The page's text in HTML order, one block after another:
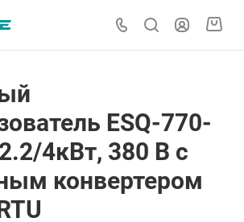
ESQ-770-
4кВт, 380 В с
конвертером